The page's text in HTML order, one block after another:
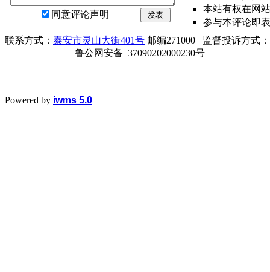
同意评论声明 发表
本站有权在网
参与本评论即
联系方式： 泰安市灵山大街401号 邮编271000 监督投诉方式：
鲁公网安备 37090202000230号
Powered by iwms 5.0